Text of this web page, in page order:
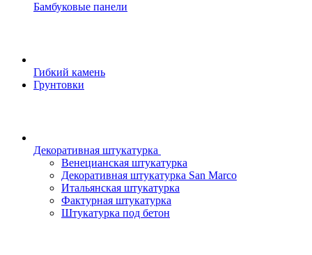
Бамбуковые панели
Гибкий камень
Грунтовки
Декоративная штукатурка
Венецианская штукатурка
Декоративная штукатурка San Marco
Итальянская штукатурка
Фактурная штукатурка
Штукатурка под бетон